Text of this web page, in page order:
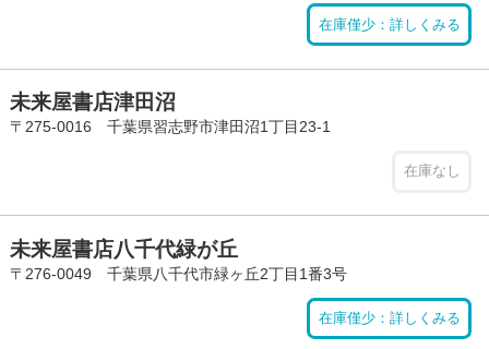
在庫僅少：詳しくみる
未来屋書店津田沼
〒275-0016 千葉県習志野市津田沼1丁目23-1
在庫なし
未来屋書店八千代緑が丘
〒276-0049 千葉県八千代市緑ヶ丘2丁目1番3号
在庫僅少：詳しくみる